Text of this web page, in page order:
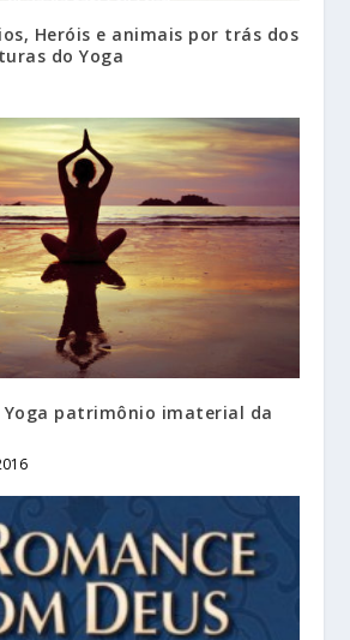
Heróis e animais por trás dos
do Yoga
Yoga patrimônio imaterial da